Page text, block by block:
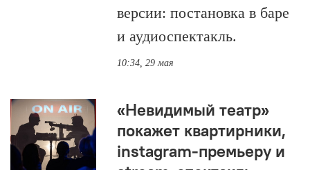
версии: постановка в баре
и аудиоспектакль.
10:34, 29 мая
«Невидимый театр»
покажет квартирники,
instagram-премьеру и